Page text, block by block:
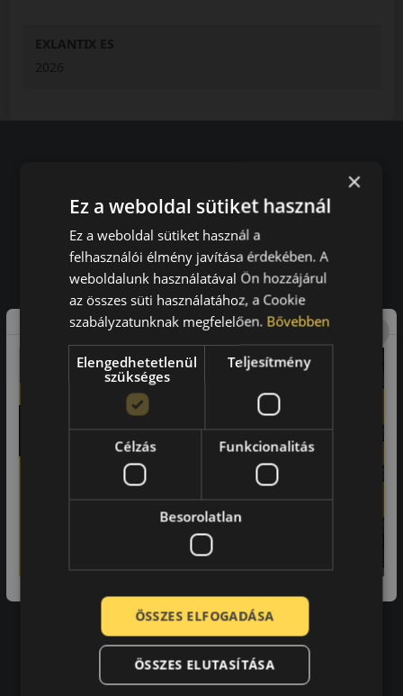
97.76%
a vásárlók közül ajánlaná ismerősének ezt a boltot.
21659vélemény alapján
Laca
A bolt vásárlója
Minden tökéletesen működik.
Impresszum
Vásárlási feltételek
Karrier
Tudástár
×
Ez a weboldal sütiket használ
Ez a weboldal sütiket használ a
felhasználói élmény javítása érdekében. A
weboldalunk használatával Ön hozzájárul
az összes süti használatához, a Cookie
szabályzatunknak megfelelően. Bővebben
Elengedhetetlenül
szükséges
Teljesítmény
Célzás Funkcionalitás
Besorolatlan
ÖSSZES ELFOGADÁSA
ÖSSZES ELUTASÍTÁSA